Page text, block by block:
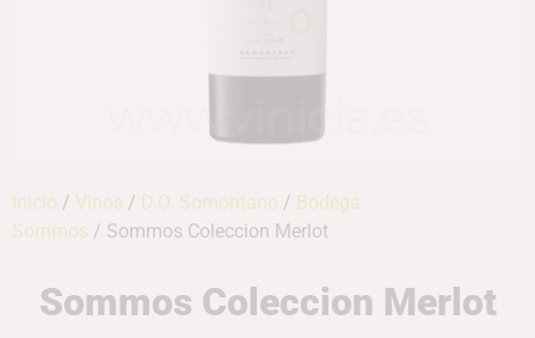
Inicio / Vinos / D.O. Somontano / Bodega
Sommos / Sommos Coleccion Merlot
Sommos Coleccion Merlot